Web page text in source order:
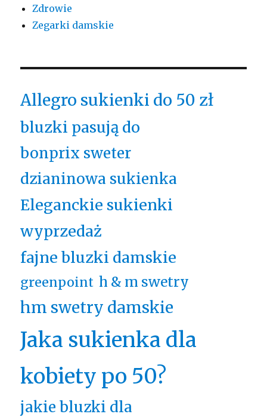
Zdrowie
Zegarki damskie
Allegro sukienki do 50 zł
bluzki pasują do
bonprix sweter
dzianinowa sukienka
Eleganckie sukienki
wyprzedaż
fajne bluzki damskie
greenpoint h & m swetry
hm swetry damskie
Jaka sukienka dla
kobiety po 50?
jakie bluzki dla